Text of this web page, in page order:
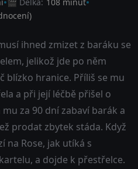
ihned zmizet z baráku se
jelikož jde po něm
blízko hranice. Příliš se mu
a při její léčbě přišel o
za 90 dní zabaví barák a
prodat zbytek stáda. Když
na Rose, jak utíká s
a dojde k přestřelce.